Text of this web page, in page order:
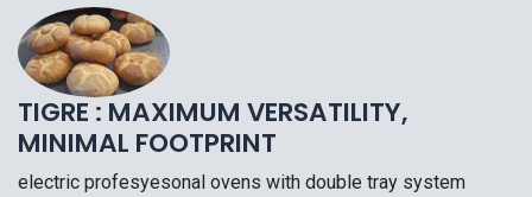
TIGRE : MAXIMUM VERSATILITY,
MINIMAL FOOTPRINT
electric profesyesonal ovens with double tray system